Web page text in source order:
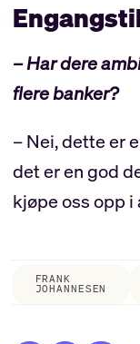
– Har dere
flere banker?
– Nei, dette er
det er en god
kjøpe oss opp i
FRANK
JOHANNESEN